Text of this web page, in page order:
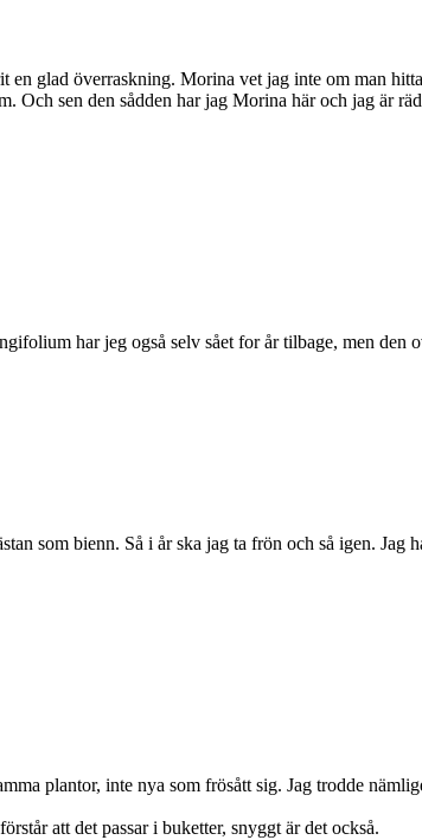
en glad överraskning. Morina vet jag inte om man
Och sen den sådden har jag Morina här och jag är
har jeg også selv sået for år tilbage, men den
som bienn. Så i år ska jag ta frön och så igen. Jag
plantor, inte nya som frösått sig. Jag trodde
att det passar i buketter, snyggt är det också.